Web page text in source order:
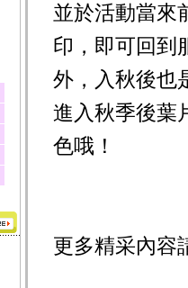
並於活動當來
印，即可回到
外，入秋後也
進入秋季後葉
色哦！
更多精采內容